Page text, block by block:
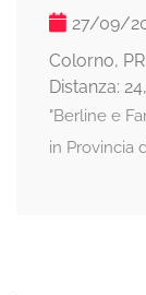
27/09/
Colorno, PR
Distanza:
"Berline e
in Provincia